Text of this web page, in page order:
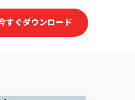
すぐダウンロード